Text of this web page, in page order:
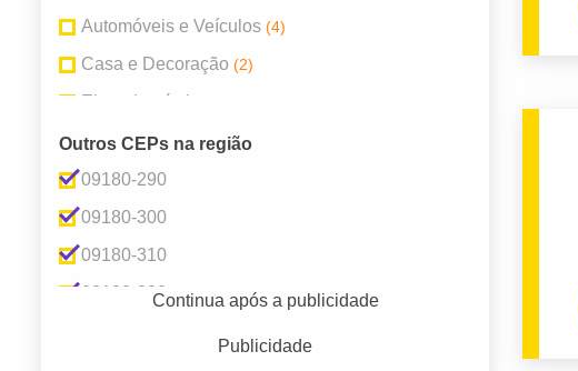
Automóveis e Veículos (4)
Casa e Decoração (2)
Eletrodomésticos
Endereços Empresariais
Entretenimento e Lazer
Transporte(2)
Outros CEPs na região
09180-290
09180-300
09180-310
09180-320Continua após a publicidade
Publicidade